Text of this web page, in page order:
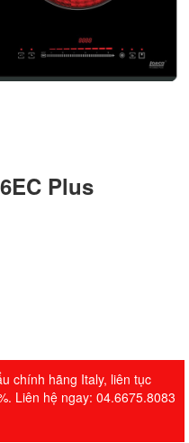
Plus
chính hãng Italy, liên tục
Liên hệ ngay: 04.6675.8083